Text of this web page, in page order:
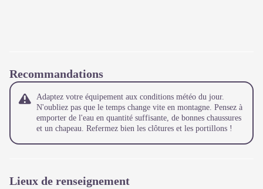
Recommandations
Adaptez votre équipement aux conditions météo du jour.
N'oubliez pas que le temps change vite en montagne. Pensez à
emporter de l'eau en quantité suffisante, de bonnes chaussures
et un chapeau. Refermez bien les clôtures et les portillons !
Lieux de renseignement